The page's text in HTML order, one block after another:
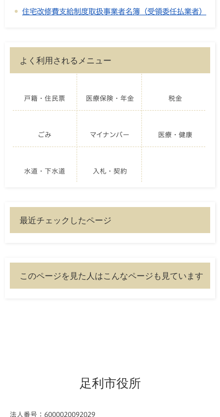
住宅改修費支給制度取扱事業者名簿（受領委任払業者）
よく利用されるメニュー
戸籍・住民票 医療保険・年金 税金
ごみ マイナンバー 医療・健康
水道・下水道 入札・契約
最近チェックしたページ
このページを見た人はこんなページも見ています
足利市役所
法人番号：6000020092029